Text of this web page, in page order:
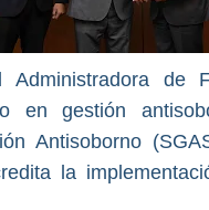
Administradora de
en gestión
Antisoborno
la